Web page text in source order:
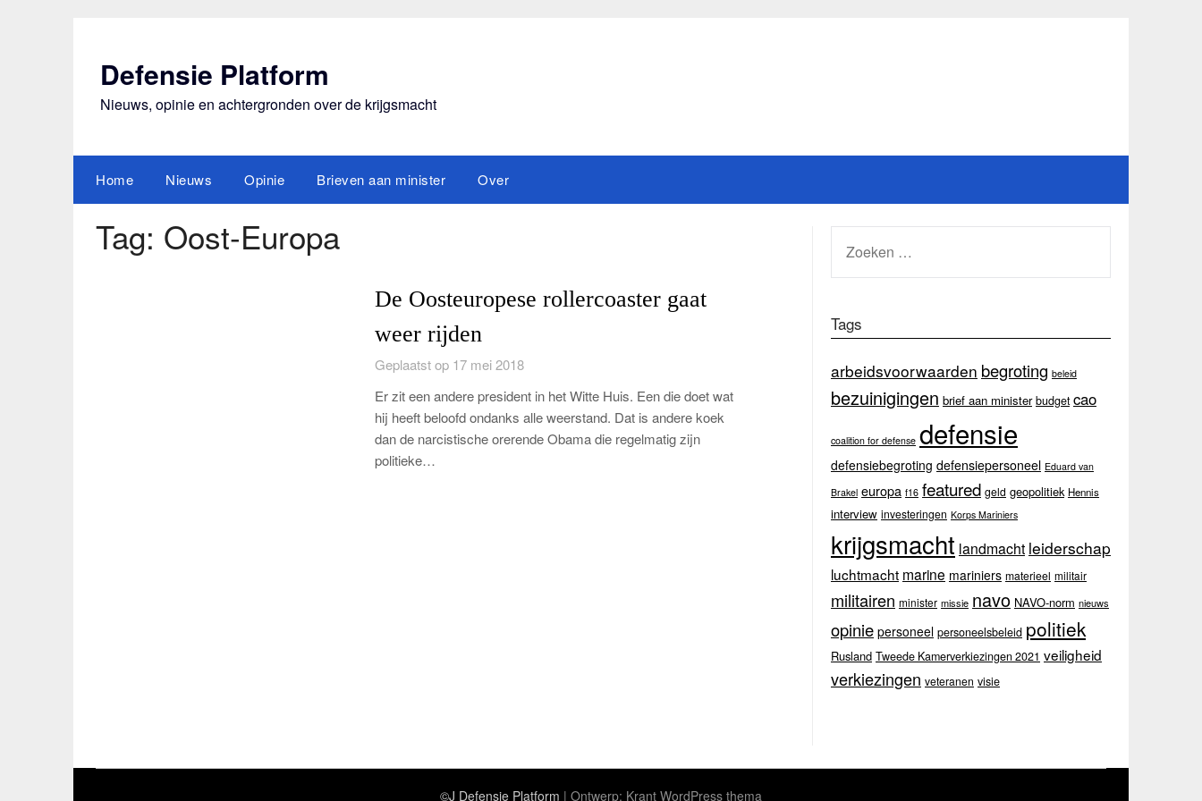
Defensie Platform
Nieuws, opinie en achtergronden over de krijgsmacht
Home Nieuws Opinie Brieven aan minister Over
Tag: Oost-Europa
De Oosteuropese rollercoaster gaat
weer rijden
Geplaatst op 17 mei 2018
Er zit een andere president in het Witte Huis. Een die doet wat
hij heeft beloofd ondanks alle weerstand. Dat is andere koek
dan de narcistische orerende Obama die regelmatig zijn
politieke…
NAAR:
Tags
arbeidsvoorwaarden begroting beleid
bezuinigingen brief aan minister budget cao
coalition for defense defensie
defensiebegroting defensiepersoneel Eduard van
Brakel europa f16 featured geld geopolitiek Hennis
interview investeringen Korps Mariniers
krijgsmacht landmacht leiderschap
luchtmacht marine mariniers materieel militair
militairen minister missie navo NAVO-norm nieuws
opinie personeel personeelsbeleid politiek
Rusland Tweede Kamerverkiezingen 2021 veiligheid
verkiezingen veteranen visie
©J Defensie Platform | Ontwerp: Krant WordPress thema